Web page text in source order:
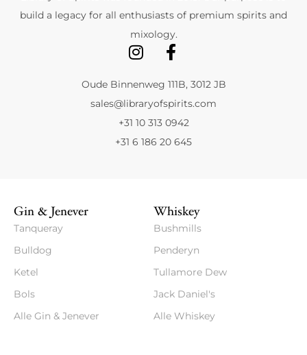
build a legacy for all enthusiasts of premium spirits and
mixology.
Oude Binnenweg 111B, 3012 JB
sales@libraryofspirits.com
+31 10 313 0942
+31 6 186 20 645
Gin & Jenever
Tanqueray
Bulldog
Ketel
Bols
Alle Gin & Jenever
Whiskey
Bushmills
Penderyn
Tullamore Dew
Jack Daniel's
Alle Whiskey